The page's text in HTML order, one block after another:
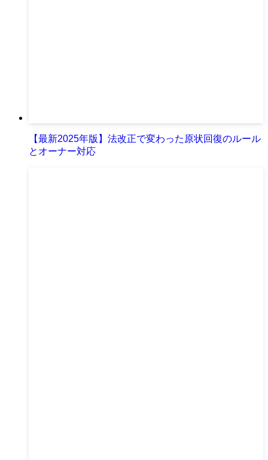
【最新2025年版】法改正で変わった原状回復のルール
とオーナー対応